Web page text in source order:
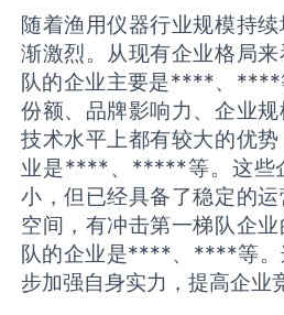
随着渔用仪器行业规模持
渐激烈。从现有企业格局
队的企业主要是****、****
份额、品牌影响力、企业
技术水平上都有较大的优
业是****、*****等。这些
小，但已经具备了稳定的
空间，有冲击第一梯队企
队的企业是****、****等。
步加强自身实力，提高企业